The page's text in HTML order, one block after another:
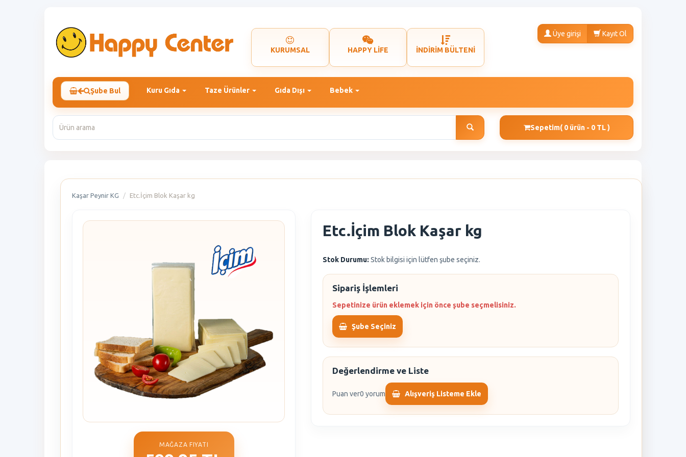
KURUMSAL HAPPY LİFE İNDİRİM BÜLTENİ
Üye girişi Kayıt Ol
Şube Bul Kuru Gıda Taze Ürünler Gıda Dışı Bebek
Sepetim( 0 ürün - 0 TL )
Kaşar Peynir KG Etc.İçim Blok Kaşar kg
MAĞAZA FIYATI
Etc.İçim Blok Kaşar kg
Stok Durumu: Stok bilgisi için lütfen şube seçiniz.
Sipariş İşlemleri
Sepetinize ürün eklemek için önce şube seçmelisiniz.
Şube Seçiniz
Değerlendirme ve Liste
Puan ver0 yorum Alışveriş Listeme Ekle